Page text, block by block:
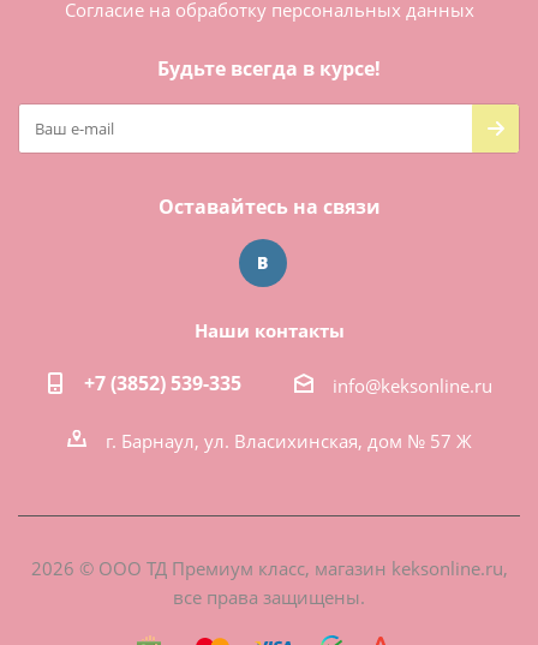
Согласие на обработку персональных данных
Будьте всегда в курсе!
Оставайтесь на связи
Наши контакты
+7 (3852) 539-335 info@keksonline.ru
г. Барнаул, ул. Власихинская, дом № 57 Ж
2026 © ООО ТД Премиум класс, магазин keksonline.ru,
все права защищены.